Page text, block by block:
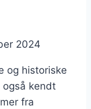
2024
og historiske
også kendt
fra